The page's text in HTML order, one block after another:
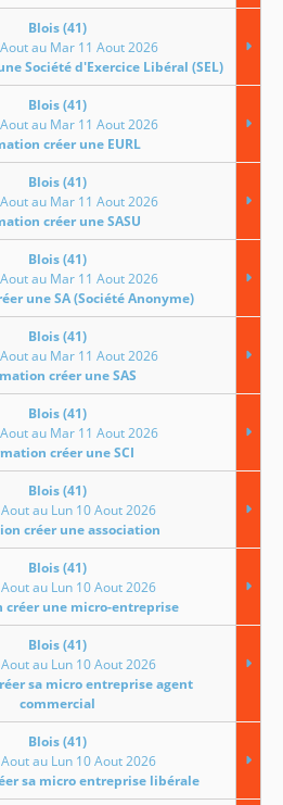
Blois (41)
au Mar 11 Aout 2026
Société d'Exercice Libéral (SEL)
Blois (41)
au Mar 11 Aout 2026
créer une EURL
Blois (41)
au Mar 11 Aout 2026
créer une SASU
Blois (41)
au Mar 11 Aout 2026
une SA (Société Anonyme)
Blois (41)
au Mar 11 Aout 2026
créer une SAS
Blois (41)
au Mar 11 Aout 2026
créer une SCI
Blois (41)
au Lun 10 Aout 2026
créer une association
Blois (41)
au Lun 10 Aout 2026
créer une micro-entreprise
Blois (41)
au Lun 10 Aout 2026
sa micro entreprise agent
commercial
Blois (41)
au Lun 10 Aout 2026
sa micro entreprise libérale